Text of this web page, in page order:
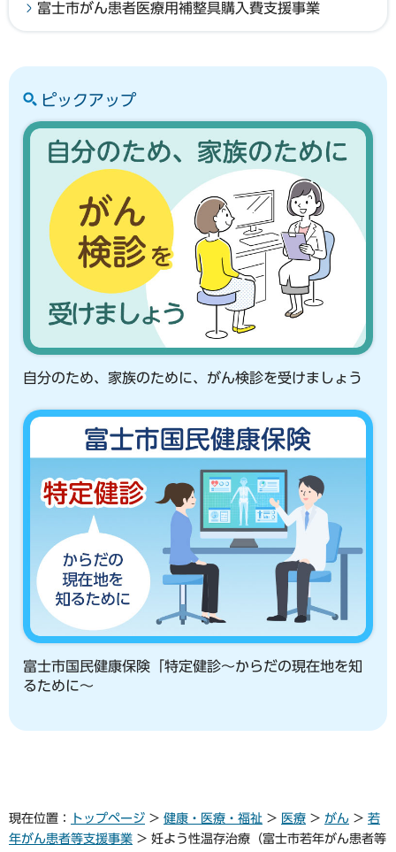
富士市がん患者医療用補整具購入費支援事業
ピックアップ
自分のため、家族のために、がん検診を受けましょう
富士市国民健康保険「特定健診～からだの現在地を知
るために～
現在位置： トップページ > 健康・医療・福祉 > 医療 > がん > 若
年がん患者等支援事業 > 妊よう性温存治療（富士市若年がん患者等